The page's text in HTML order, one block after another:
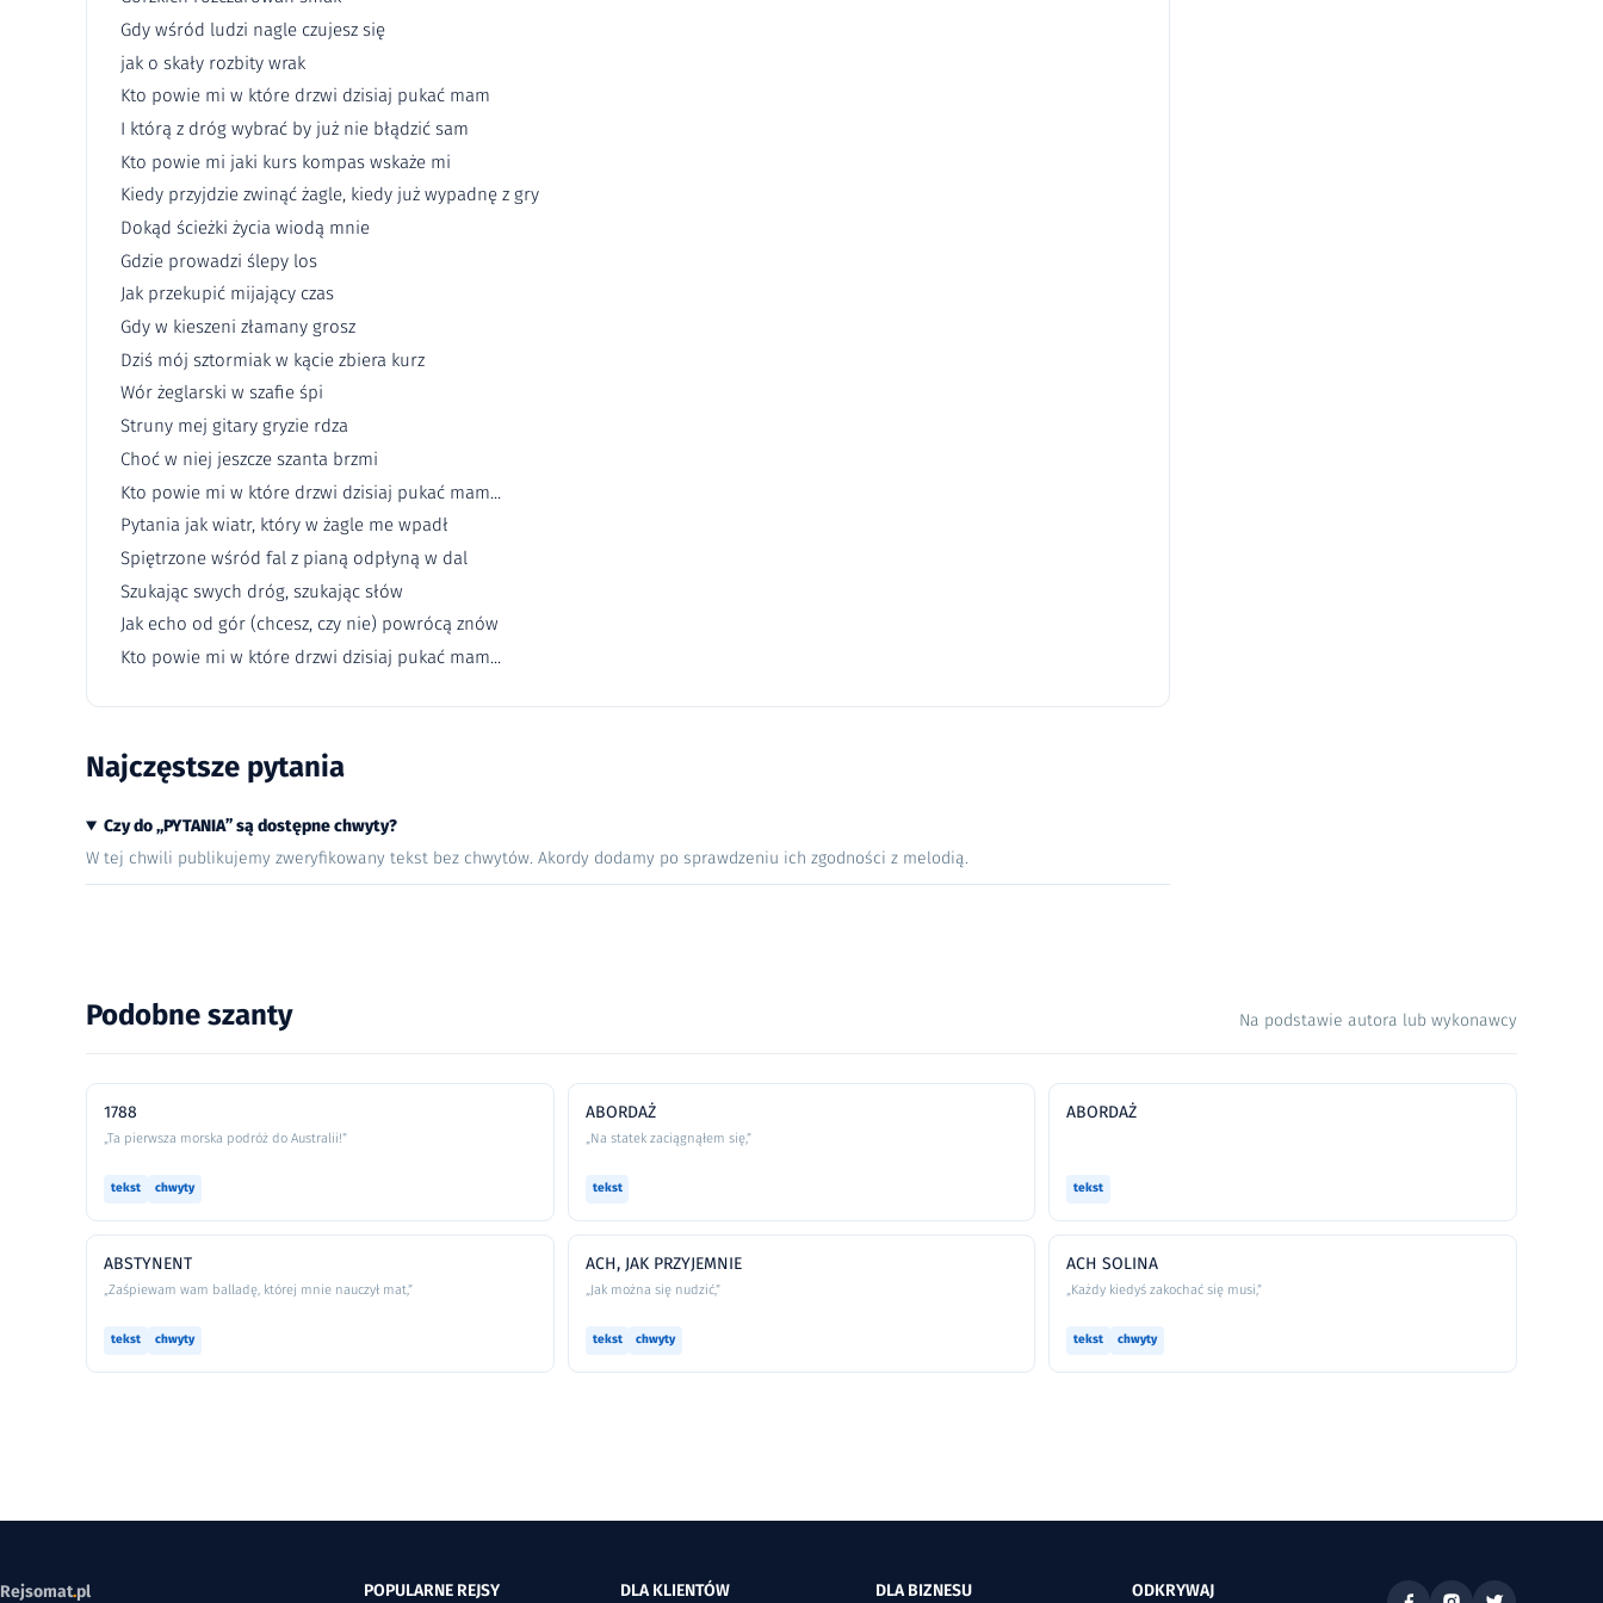
Gdy wśród ludzi nagle czujesz się
jak o skały rozbity wrak
Kto powie mi w które drzwi dzisiaj pukać mam
I którą z dróg wybrać by już nie błądzić sam
Kto powie mi jaki kurs kompas wskaże mi
Kiedy przyjdzie zwinąć żagle, kiedy już wypadnę z gry
Dokąd ścieżki życia wiodą mnie
Gdzie prowadzi ślepy los
Jak przekupić mijający czas
Gdy w kieszeni złamany grosz
Dziś mój sztormiak w kącie zbiera kurz
Wór żeglarski w szafie śpi
Struny mej gitary gryzie rdza
Choć w niej jeszcze szanta brzmi
Kto powie mi w które drzwi dzisiaj pukać mam...
Pytania jak wiatr, który w żagle me wpadł
Spiętrzone wśród fal z pianą odpłyną w dal
Szukając swych dróg, szukając słów
Jak echo od gór (chcesz, czy nie) powrócą znów
Kto powie mi w które drzwi dzisiaj pukać mam...
Najczęstsze pytania
Czy do „PYTANIA” są dostępne chwyty?
W tej chwili publikujemy zweryfikowany tekst bez chwytów. Akordy dodamy po sprawdzeniu ich zgodności z melodią.
Podobne szanty Na podstawie autora lub wykonawcy
1788
„Ta pierwsza morska podróż do Australii!”
tekst chwyty
ABORDAŻ
„Na statek zaciągnąłem się,”
tekst
ABORDAŻ
tekst
ABSTYNENT
„Zaśpiewam wam balladę, której mnie nauczył mat,”
tekst chwyty
ACH, JAK PRZYJEMNIE
„Jak można się nudzić,”
tekst chwyty
ACH SOLINA
„Każdy kiedyś zakochać się musi,”
tekst chwyty
Rejsomat.pl POPULARNE REJSY DLA KLIENTÓW DLA BIZNESU ODKRYWAJ